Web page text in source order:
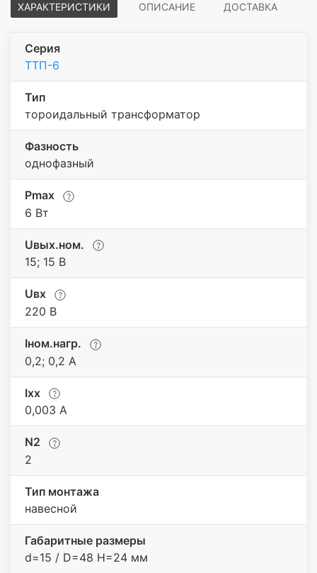
ХАРАКТЕРИСТИКИ ОПИСАНИЕ ДОСТАВКА
Серия
ТТП-6
Тип
тороидальный трансформатор
Фазность
однофазный
Pmax
6 Вт
Uвых.ном.
15; 15 В
Uвх
220 В
Iном.нагр.
0,2; 0,2 А
Iхх
0,003 А
N2
2
Тип монтажа
навесной
Габаритные размеры
d=15 / D=48 H=24 мм